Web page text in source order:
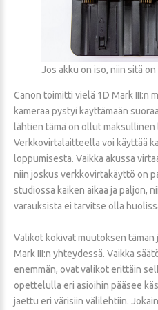
Jos akku on iso, niin sitä
Canon toimitti vielä 1D Mark III:n
kameraa pystyi käyttämään
lähtien tämä on ollut maksullinen
Verkkovirtalaitteella voi käyttää
loppumisesta. Vaikka akussa
niin joskus verkkovirtakäyttö on
studiossa kaiken aikaa ja paljon,
varauksista ei tarvitse olla
Valikot kokivat muutoksen
Mark III:n yhteydessä. Vaikka
enemmän, ovat valikot erittäin
opettelulla eri asioihin pääsee
jaettu eri värisiin välilehtiin.